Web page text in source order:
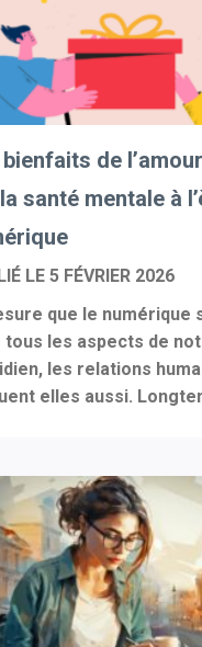
de
santé mentale à
LE5 FÉVRIER 2026
que le numérique
tous les aspects de
les relations
elles aussi.